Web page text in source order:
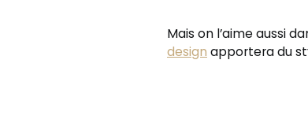
Mais on l’aime aussi
design apportera du